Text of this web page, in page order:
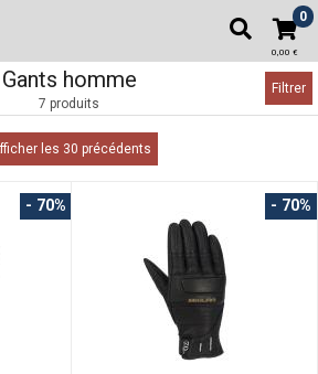
0
0,00 €
Gants homme
7 produits
Filtrer
les 30 précédents
- 70% - 70%